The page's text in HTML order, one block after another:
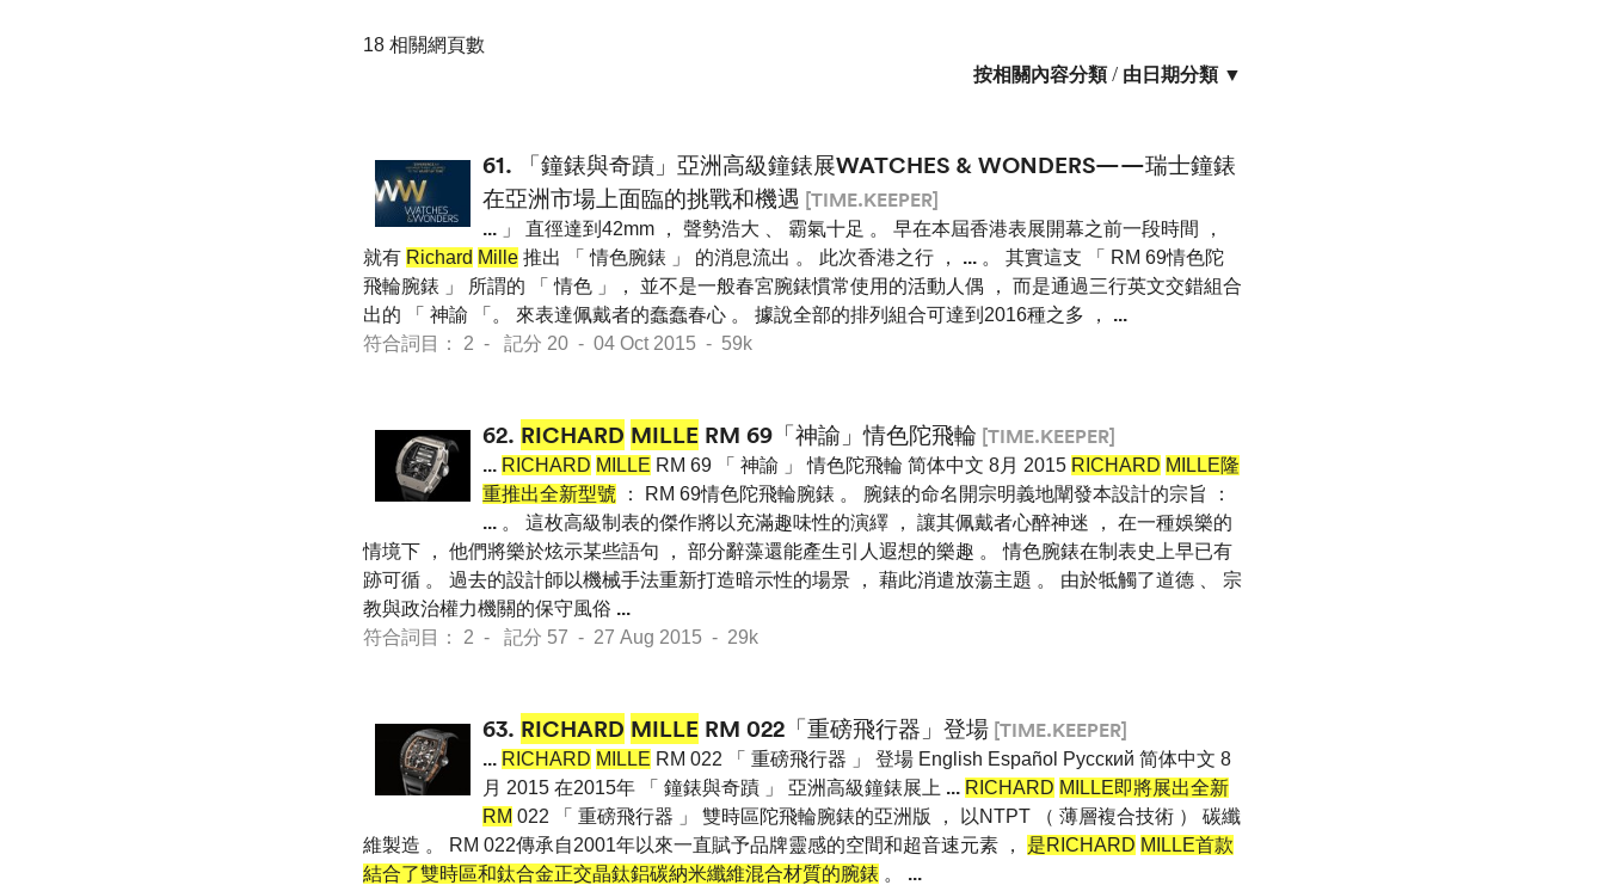
18 相關網頁數
按相關內容分類/ 由日期分類 ▼
61.
「鐘錶與奇蹟」亞洲高級鐘錶展WATCHES & WONDERS——瑞士鐘錶
在亞洲市場上面臨的挑戰和機遇 [TIME.KEEPER]
... 」 直徑達到42mm ， 聲勢浩大 、 霸氣十足 。 早在本屆香港表展開幕之前一段時間 ，
就有 Richard Mille 推出 「 情色腕錶 」 的消息流出 。 此次香港之行 ， ... 。 其實這支 「 RM 69情色陀
飛輪腕錶 」 所謂的 「 情色 」， 並不是一般春宮腕錶慣常使用的活動人偶 ， 而是通過三行英文交錯組合
出的 「 神諭 「。 來表達佩戴者的蠢蠢春心 。 據說全部的排列組合可達到2016種之多 ， ...
符合詞目： 2 - 記分 20 - 04 Oct 2015 - 59k
62. RICHARD MILLE RM 69「神諭」情色陀飛輪 [TIME.KEEPER]
... RICHARD MILLE RM 69 「 神諭 」 情色陀飛輪 简体中文 8月 2015 RICHARD MILLE隆
重推出全新型號 ： RM 69情色陀飛輪腕錶 。 腕錶的命名開宗明義地闡發本設計的宗旨 ：
... 。 這枚高級制表的傑作將以充滿趣味性的演繹 ， 讓其佩戴者心醉神迷 ， 在一種娛樂的
情境下 ， 他們將樂於炫示某些語句 ， 部分辭藻還能產生引人遐想的樂趣 。 情色腕錶在制表史上早已有
跡可循 。 過去的設計師以機械手法重新打造暗示性的場景 ， 藉此消遣放蕩主題 。 由於牴觸了道德 、 宗
教與政治權力機關的保守風俗 ...
符合詞目： 2 - 記分 57 - 27 Aug 2015 - 29k
63. RICHARD MILLE RM 022「重磅飛行器」登場 [TIME.KEEPER]
... RICHARD MILLE RM 022 「 重磅飛行器 」 登場 English Español Pусский 简体中文 8
月 2015 在2015年 「 鐘錶與奇蹟 」 亞洲高級鐘錶展上 ... RICHARD MILLE即將展出全新
RM 022 「 重磅飛行器 」 雙時區陀飛輪腕錶的亞洲版 ， 以NTPT （ 薄層複合技術 ） 碳纖
維製造 。 RM 022傳承自2001年以來一直賦予品牌靈感的空間和超音速元素 ， 是RICHARD MILLE首款
結合了雙時區和鈦合金正交晶鈦鋁碳納米纖維混合材質的腕錶 。 ...